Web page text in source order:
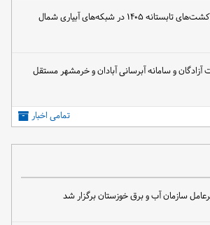
آغاز عقد قرارداد آب زراعی کشت‌های تابستانه ۱۴۰۵ در شبکه‌های آبیاری شمال
و سامانه آبرسانی آبادان و خرمشهر مستقل
تمامی اخبار
سازمان آب و برق خوزستان برگزار شد